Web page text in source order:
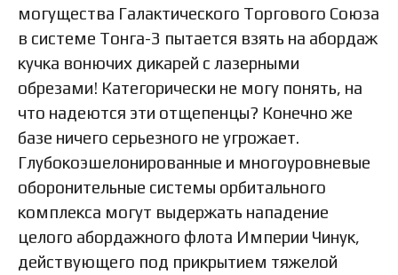
могущества Галактического Торгового Союза
в системе Тонга-3 пытается взять на абордаж
кучка вонючих дикарей с лазерными
обрезами! Категорически не могу понять, на
что надеются эти отщепенцы? Конечно же
базе ничего серьезного не угрожает.
Глубокоэшелонированные и многоуровневые
оборонительные системы орбитального
комплекса могут выдержать нападение
целого абордажного флота Империи Чинук,
действующего под прикрытием тяжелой